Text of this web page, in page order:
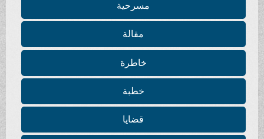
مسرحية
مقالة
خاطرة
خطبة
قضايا